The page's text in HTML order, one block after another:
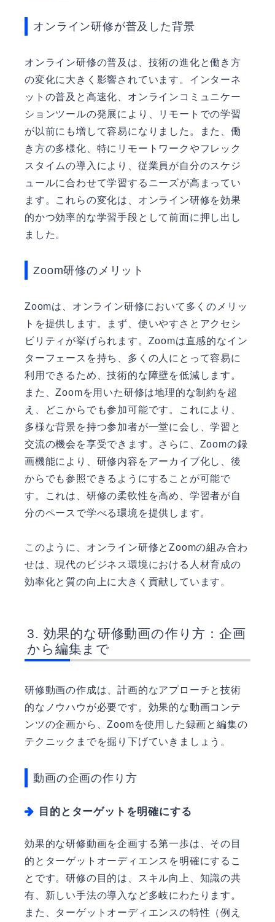
オンライン研修が普及した背景
オンライン研修の普及は、技術の進化と働き方
の変化に大きく影響されています。インターネ
ットの普及と高速化、オンラインコミュニケー
ションツールの発展により、リモートでの学習
が以前にも増して容易になりました。また、働
き方の多様化、特にリモートワークやフレック
スタイムの導入により、従業員が自分のスケジ
ュールに合わせて学習するニーズが高まってい
ます。これらの変化は、オンライン研修を効果
的かつ効率的な学習手段として前面に押し出し
ました。
Zoom研修のメリット
Zoomは、オンライン研修において多くのメリッ
トを提供します。まず、使いやすさとアクセシ
ビリティが挙げられます。Zoomは直感的なイン
ターフェースを持ち、多くの人にとって容易に
利用できるため、技術的な障壁を低減します。
また、Zoomを用いた研修は地理的な制約を超
え、どこからでも参加可能です。これにより、
多様な背景を持つ参加者が一堂に会し、学習と
交流の機会を享受できます。さらに、Zoomの録
画機能により、研修内容をアーカイブ化し、後
からでも参照できるようにすることが可能で
す。これは、研修の柔軟性を高め、学習者が自
分のペースで学べる環境を提供します。
このように、オンライン研修とZoomの組み合わ
せは、現代のビジネス環境における人材育成の
効率化と質の向上に大きく貢献しています。
効果的な研修動画の作り方：企画
から編集まで
研修動画の作成は、計画的なアプローチと技術
的なノウハウが必要です。効果的な動画コンテ
ンツの企画から、Zoomを使用した録画と編集の
テクニックまでを掘り下げていきましょう。
動画の企画の作り方
目的とターゲットを明確にする
効果的な研修動画を企画する第一歩は、その目
的とターゲットオーディエンスを明確にするこ
とです。研修の目的は、スキル向上、知識の共
有、新しい手法の導入など多岐にわたります。
また、ターゲットオーディエンスの特性（例え